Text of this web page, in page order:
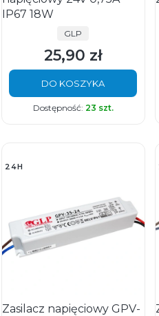
IP67 18W
PRODUCENT
GLP
Cena
25,90 zł
DO KOSZYKA
Dostępność: 23 szt.
24H
Zasilacz napięciowy GPV-